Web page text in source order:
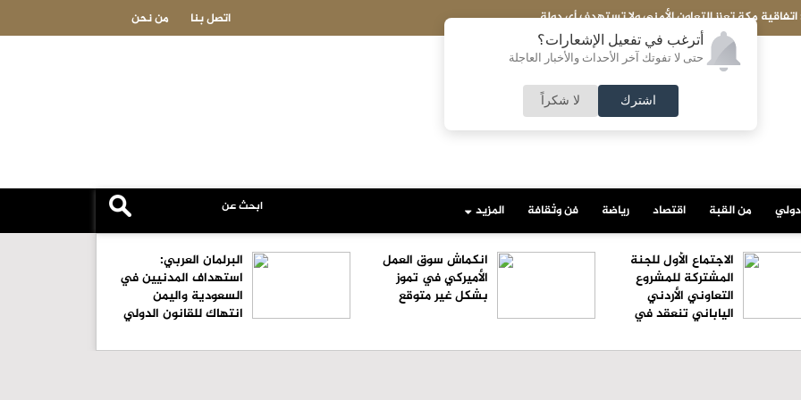
أترغب في تفعيل الإشعارات؟
حتى لا تفوتك آخر الأحداث والأخبار العاجلة
اشترك لا شكراً
اتفاقية مكة تعزز التعاون الأمني ولا تستهدف أي دولة الاجتماع الأول للجنة المشتركة للمشروع التعاوني الأردني الياباني
من نحن اتصل بنا
من القبة اقتصاد رياضة فن وثقافة المزيد
الاجتماع الأول للجنة
المشتركة للمشروع
التعاوني الأردني
الياباني تنعقد في
انكماش سوق العمل
الأميركي في تموز
بشكل غير متوقع
البرلمان العربي:
استهداف المدنيين في
السعودية واليمن
انتهاك للقانون الدولي